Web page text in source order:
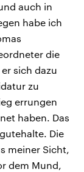
auch in
habe ich
die
sich dazu
zu
errungen
haben. Das
Die
meiner Sicht,
dem Mund,